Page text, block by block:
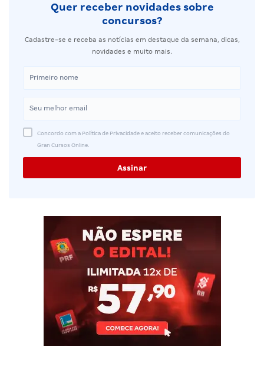
Quer receber novidades sobre
concursos?
Cadastre-se e receba as notícias em destaque da semana, dicas,
novidades e muito mais.
Concordo com a Política de Privacidade e aceito receber comunicações do
Gran Cursos Online.